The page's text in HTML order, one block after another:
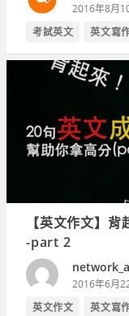
2016年8月
考試英文
英文寫
【英文作文】
-part 2
2016年6月
英文作文
英文寫